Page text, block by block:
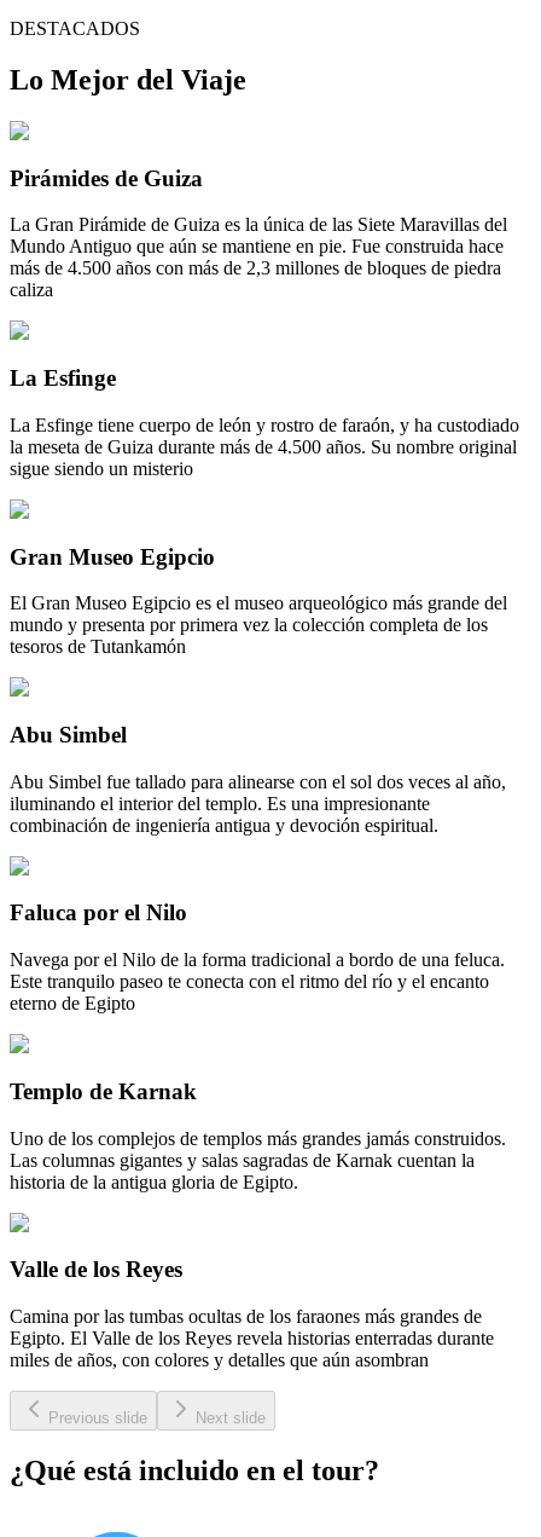
DESTACADOS
Lo Mejor del Viaje
Pirámides de Guiza
La Gran Pirámide de Guiza es la única de las Siete Maravillas del
Mundo Antiguo que aún se mantiene en pie. Fue construida hace
más de 4.500 años con más de 2,3 millones de bloques de piedra
caliza
La Esfinge
La Esfinge tiene cuerpo de león y rostro de faraón, y ha custodiado
la meseta de Guiza durante más de 4.500 años. Su nombre original
sigue siendo un misterio
Gran Museo Egipcio
El Gran Museo Egipcio es el museo arqueológico más grande del
mundo y presenta por primera vez la colección completa de los
tesoros de Tutankamón
Abu Simbel
Abu Simbel fue tallado para alinearse con el sol dos veces al año,
iluminando el interior del templo. Es una impresionante
combinación de ingeniería antigua y devoción espiritual.
Faluca por el Nilo
Navega por el Nilo de la forma tradicional a bordo de una feluca.
Este tranquilo paseo te conecta con el ritmo del río y el encanto
eterno de Egipto
Templo de Karnak
Uno de los complejos de templos más grandes jamás construidos.
Las columnas gigantes y salas sagradas de Karnak cuentan la
historia de la antigua gloria de Egipto.
Valle de los Reyes
Camina por las tumbas ocultas de los faraones más grandes de
Egipto. El Valle de los Reyes revela historias enterradas durante
miles de años, con colores y detalles que aún asombran
Previous slide Next slide
¿Qué está incluido en el tour?